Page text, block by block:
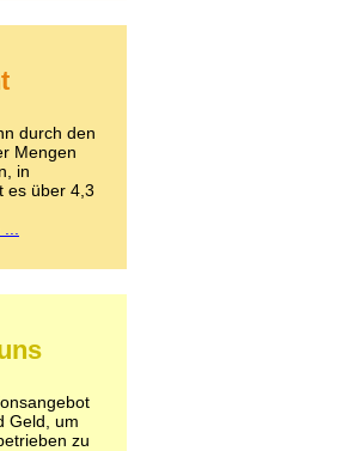
durch den
Mengen
in
es über 4,3
Geld, um
zu